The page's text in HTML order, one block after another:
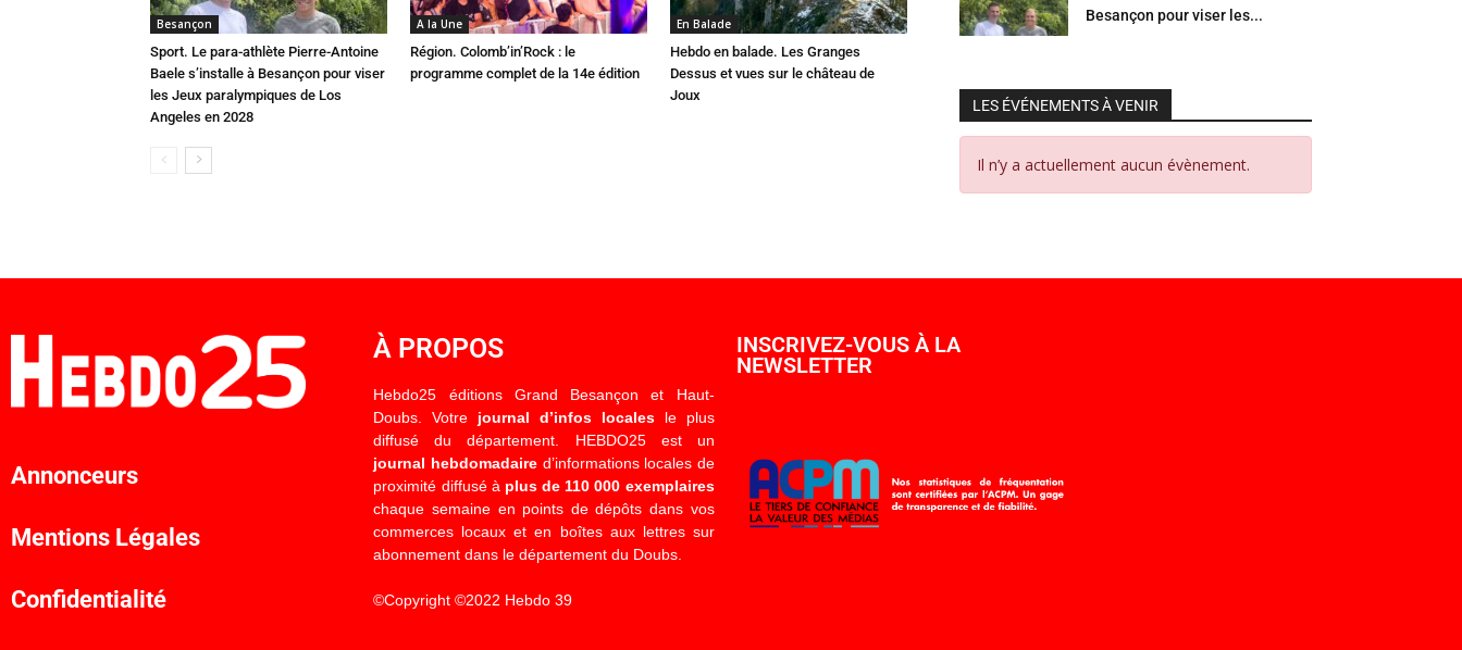
Besançon
Sport. Le para-athlète Pierre-Antoine
Baele s’installe à Besançon pour viser
les Jeux paralympiques de Los
Angeles en 2028
A la Une
Région. Colomb’in’Rock : le
programme complet de la 14e édition
En Balade
Hebdo en balade. Les Granges
Dessus et vues sur le château de
Joux
Besançon pour viser les...
LES ÉVÉNEMENTS À VENIR
Il n’y a actuellement aucun évènement.
Annonceurs
Mentions Légales
Confidentialité
À PROPOS
Hebdo25 éditions Grand Besançon et Haut-
Doubs. Votre journal d’infos localesle plus
diffusé du département. HEBDO25 est un
journal hebdomadaired’informations locales de
proximité diffusé à plus de 110 000 exemplaires
chaque semaine en points de dépôts dans vos
commerces locaux et en boîtes aux lettres sur
abonnement dans le département du Doubs.
©Copyright ©2022 Hebdo 39
INSCRIVEZ-VOUS À LA
NEWSLETTER